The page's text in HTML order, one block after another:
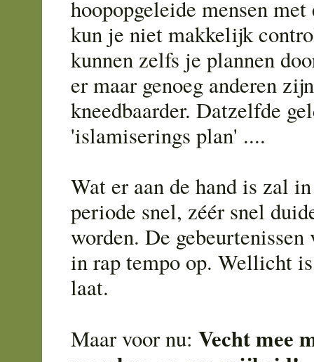
hoopopgeleide mensen
kun je niet makkelijk
kunnen zelfs je plannen
er maar genoeg anderen
kneedbaarder. Datzelfde
'islamiserings plan' ....
Wat er aan de hand is zal
periode snel, zéér snel
worden. De
in rap tempo op. Wellicht
laat.
Maar voor nu: Vecht mee